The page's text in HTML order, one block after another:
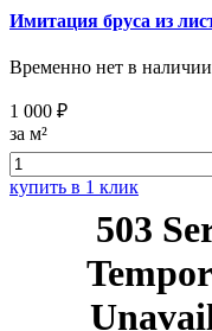
Имитация бруса из
Временно нет в
1 000 ₽
за м²
купить в 1 клик